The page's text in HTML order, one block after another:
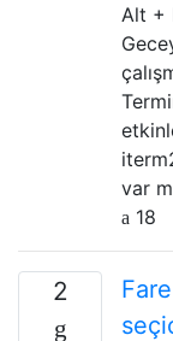
Alt +
var
18
2